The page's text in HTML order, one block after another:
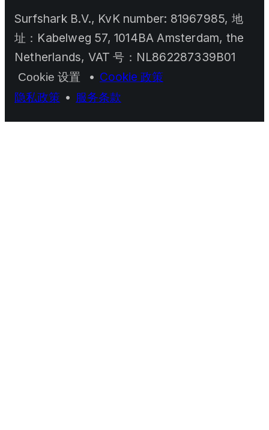
Surfshark B.V., KvK number: 81967985, 地
址：Kabelweg 57, 1014BA Amsterdam, the
Netherlands, VAT 号：NL862287339B01
Cookie 设置 • Cookie 政策
隐私政策 • 服务条款